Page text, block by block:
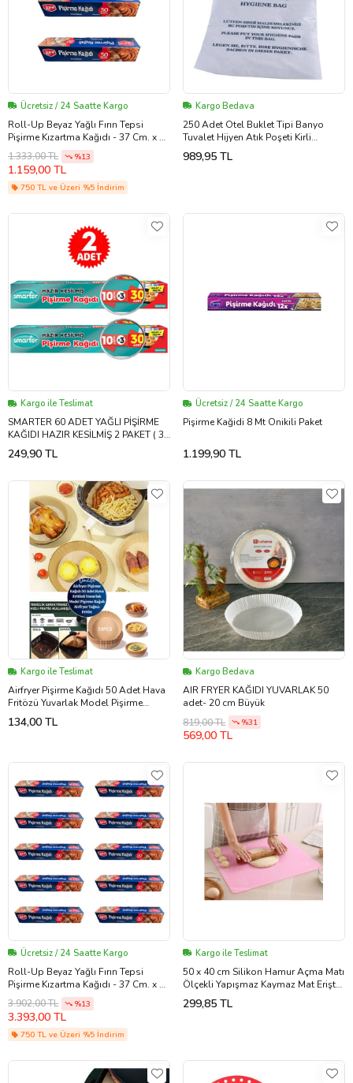
Ücretsiz / 24 Saatte Kargo
Roll-Up Beyaz Yağlı Fırın Tepsi
Pişirme Kızartma Kağıdı - 37 Cm. x 50
Metre - 3 Adet
1.333,00 TL %13
1.159,00 TL
750 TL ve Üzeri %5 İndirim
Kargo Bedava
250 Adet Otel Buklet Tipi Banyo
Tuvalet Hijyen Atık Poşeti Kirli
Çamaşır Torbası 15 x 25 cm Küçük
989,95 TL
Kargo ile Teslimat
SMARTER 60 ADET YAĞLI PİŞİRME
KAĞIDI HAZIR KESİLMİŞ 2 PAKET ( 30
ADET X 2 )
249,90 TL
Ücretsiz / 24 Saatte Kargo
Pişirme Kağidi 8 Mt Onikili Paket
1.199,90 TL
Kargo ile Teslimat
Airfryer Pişirme Kağıdı 50 Adet Hava
Fritözü Yuvarlak Model Pişirme
Kağıdı
134,00 TL
Kargo Bedava
AIR FRYER KAĞIDI YUVARLAK 50
adet- 20 cm Büyük
819,00 TL
%31
569,00 TL
Ücretsiz / 24 Saatte Kargo
Roll-Up Beyaz Yağlı Fırın Tepsi
Pişirme Kızartma Kağıdı - 37 Cm. x 50
Metre - 10 Adet
3.902,00 TL %13
3.393,00 TL
750 TL ve Üzeri %5 İndirim
Kargo ile Teslimat
50 x 40 cm Silikon Hamur Açma Matı
Ölçekli Yapışmaz Kaymaz Mat Erişte
Mantı Hamuru Altlığı Silpat (Karışık)
299,85 TL